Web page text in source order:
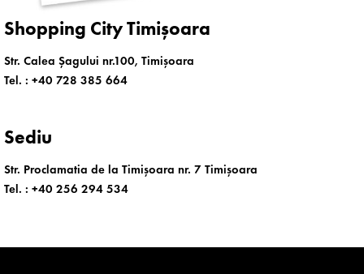
Shopping City Timișoara
Str. Calea Șagului nr.100, Timișoara
Tel. : +40 728 385 664
Sediu
Str. Proclamatia de la Timișoara nr. 7 Timișoara
Tel. : +40 256 294 534